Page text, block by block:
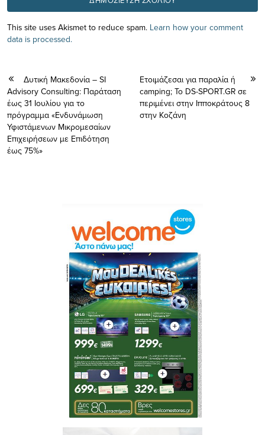
This site uses Akismet to reduce spam. Learn how your comment
data is processed.
Δυτική Μακεδονία – SI
Advisory Consulting: Παράταση
έως 31 Ιουλίου για το
πρόγραμμα «Ενδυνάμωση
Υφιστάμενων Μικρομεσαίων
Επιχειρήσεων με Επιδότηση
έως 75%»
Ετοιμάζεσαι για παραλία ή
camping; Το DS-SPORT.GR σε
περιμένει στην Ιπποκράτους 8
στην Κοζάνη